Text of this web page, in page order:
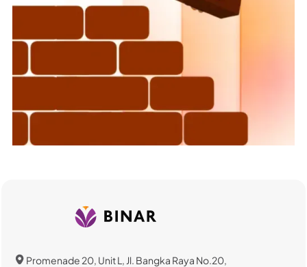
Promenade 20, Unit L, Jl. Bangka Raya No.20,